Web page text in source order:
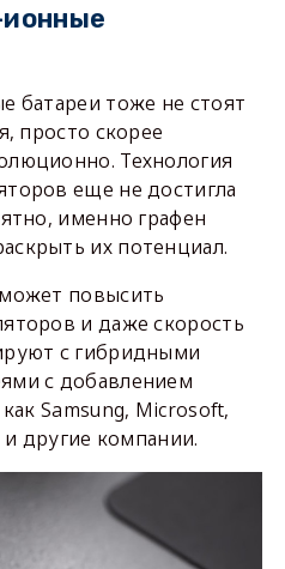
батареи тоже не стоят
просто скорее
Технология
еще не достигла
именно графен
их потенциал.
повысить
и даже скорость
с гибридными
с добавлением
Samsung, Microsoft,
другие компании.